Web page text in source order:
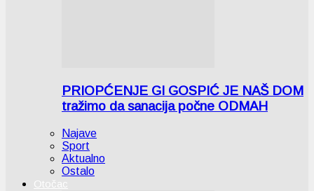
PRIOPĆENJE GI GOSPIĆ JE NAŠ DOM
tražimo da sanacija počne ODMAH
Najave
Sport
Aktualno
Ostalo
Otočac